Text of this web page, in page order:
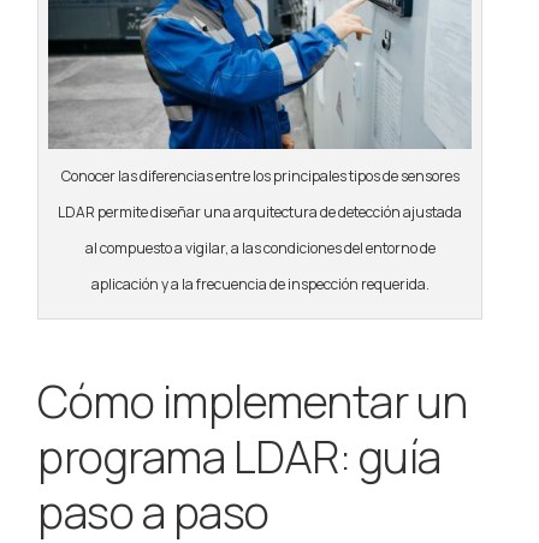
Conocer las diferencias entre los principales tipos de sensores
LDAR permite diseñar una arquitectura de detección ajustada
al compuesto a vigilar, a las condiciones del entorno de
aplicación y a la frecuencia de inspección requerida.
Cómo implementar un
programa LDAR: guía
paso a paso